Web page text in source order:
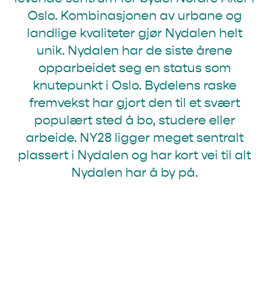
Oslo. Kombinasjonen av urbane og
landlige kvaliteter gjør Nydalen helt
unik. Nydalen har de siste årene
opparbeidet seg en status som
knutepunkt i Oslo. Bydelens raske
fremvekst har gjort den til et svært
populært sted å bo, studere eller
arbeide. NY28 ligger meget sentralt
plassert i Nydalen og har kort vei til alt
Nydalen har å by på.